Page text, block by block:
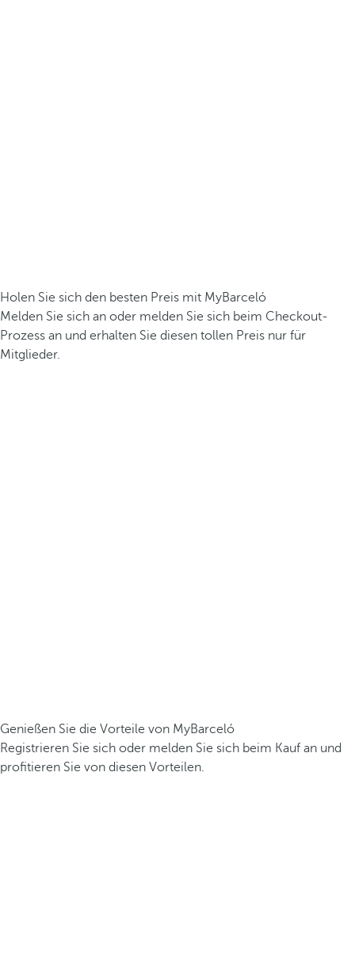
Holen Sie sich den besten Preis mit MyBarceló
Melden Sie sich an oder melden Sie sich beim Checkout-
Prozess an und erhalten Sie diesen tollen Preis nur für
Mitglieder.
Genießen Sie die Vorteile von MyBarceló
Registrieren Sie sich oder melden Sie sich beim Kauf an und
profitieren Sie von diesen Vorteilen.